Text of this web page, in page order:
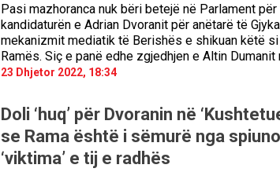
Pasi mazhoranca nuk bëri betejë në Parlament
kandidaturën e Adrian Dvoranit për anëtarë të
mekanizmit mediatik të Berishës e shikuan këtë
Ramës. Siç e panë edhe zgjedhjen e Altin Dumanit
23 Dhjetor 2022, 18:34
Doli ‘huq’ për Dvoranin në
se Rama është i sëmurë nga
‘viktima’ e tij e radhës